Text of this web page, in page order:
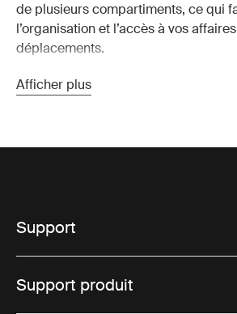
de plusieurs compartiments, ce qui
l’organisation et l’accès à vos
déplacements.
des éléments. La construction solide
sac résiste à l’usure des voyages
valise de sport pour les voyages
Afficher plus
Support
Support produit